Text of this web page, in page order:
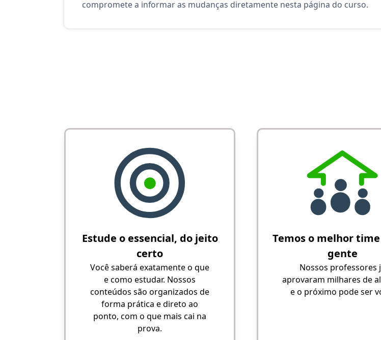
compromete a informar as mudanças diretamente nesta página do curso.
Estude o essencial, do jeito
certo
Você saberá exatamente o que
e como estudar. Nossos
conteúdos são organizados de
forma prática e direto ao
ponto, com o que mais cai na
prova.
Temos o melhor
gente
Nossos professores
aprovaram milhares de
e o próximo pode ser